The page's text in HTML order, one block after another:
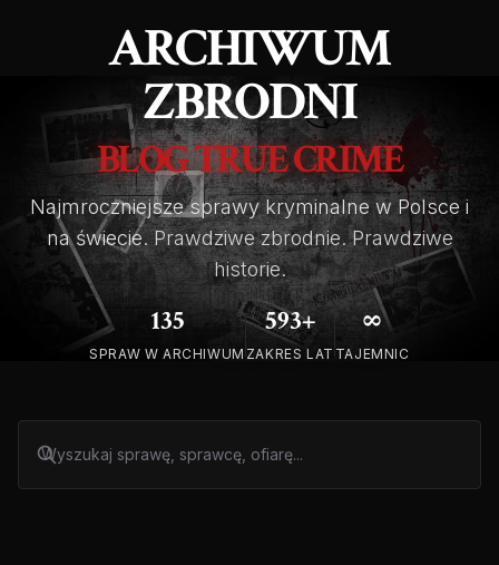
ARCHIWUM
ZBRODNI
BLOG TRUE CRIME
Najmroczniejsze sprawy kryminalne w Polsce i
na świecie.Prawdziwe zbrodnie. Prawdziwe
historie.
135
SPRAW W ARCHIWUM
593+
ZAKRES LAT
∞
TAJEMNIC